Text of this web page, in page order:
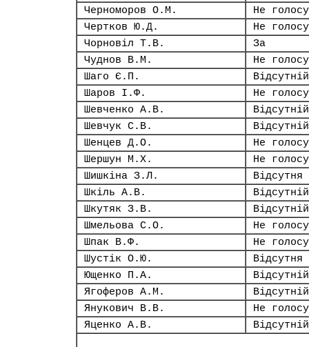
Черноморов О.М.
Не
Чертков Ю.Д.
Не
Чорновіл Т.В.
За
Чуднов В.М.
Не
Шаго Є.П.
Відсутній
Шаров І.Ф.
Не
Шевченко А.В.
Відсутній
Шевчук С.В.
Відсутній
Шенцев Д.О.
Не
Шершун М.Х.
Не
Шишкіна З.Л.
Відсутня
Шкіль А.В.
Відсутній
Шкутяк З.В.
Відсутній
Шмельова С.О.
Не
Шпак В.Ф.
Не
Шустік О.Ю.
Відсутня
Ющенко П.А.
Відсутній
Ягоферов А.М.
Відсутній
Янукович В.В.
Не
Яценко А.В.
Відсутній